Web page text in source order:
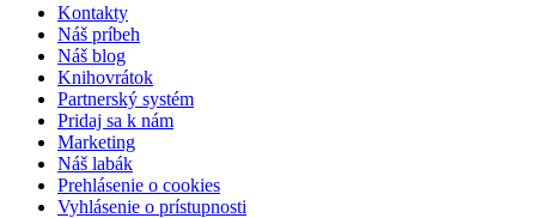
Kontakty
Náš príbeh
Náš blog
Knihovrátok
Partnerský systém
Pridaj sa k nám
Marketing
Náš labák
Prehlásenie o cookies
Vyhlásenie o prístupnosti